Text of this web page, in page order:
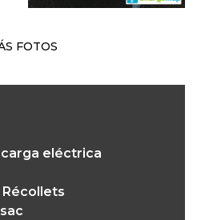
FOTOS
eléctrica
Récollets